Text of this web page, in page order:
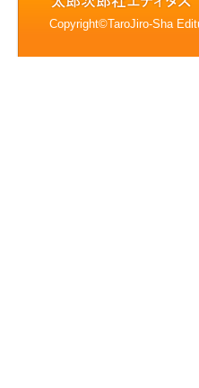
Copyright©TaroJiro-Sha